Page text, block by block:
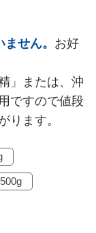
せん。 お好
」または、沖
ですので値段
ります。